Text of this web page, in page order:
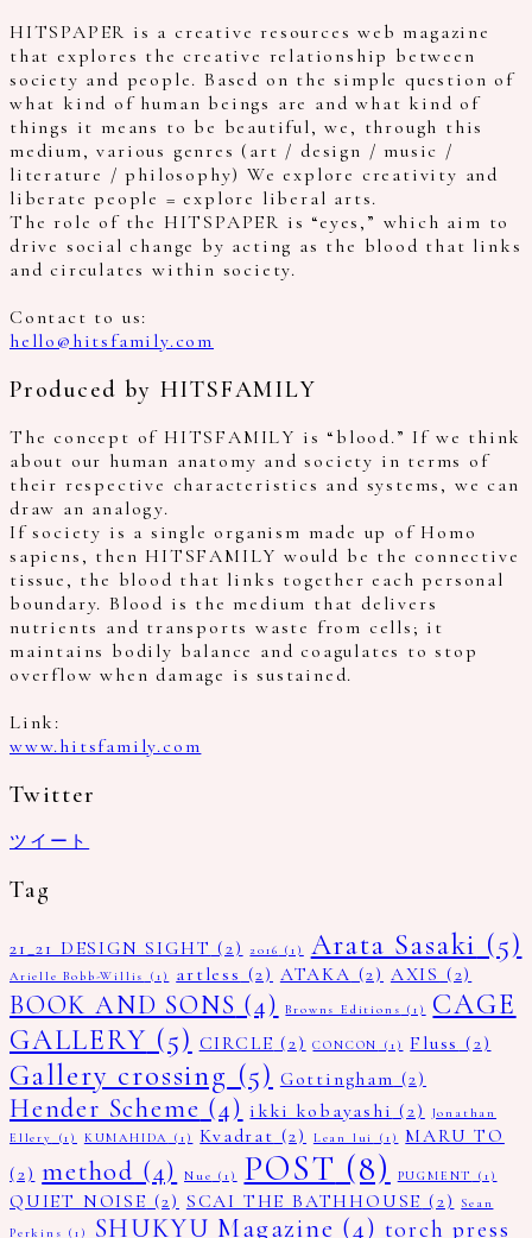
HITSPAPER is a creative resources web magazine
that explores the creative relationship between
society and people. Based on the simple question of
what kind of human beings are and what kind of
things it means to be beautiful, we, through this
medium, various genres (art / design / music /
literature / philosophy) We explore creativity and
liberate people = explore liberal arts.
The role of the HITSPAPER is “eyes,” which aim to
drive social change by acting as the blood that links
and circulates within society.
Contact to us:
hello@hitsfamily.com
Produced by HITSFAMILY
The concept of HITSFAMILY is “blood.” If we think
about our human anatomy and society in terms of
their respective characteristics and systems, we can
draw an analogy.
If society is a single organism made up of Homo
sapiens, then HITSFAMILY would be the connective
tissue, the blood that links together each personal
boundary. Blood is the medium that delivers
nutrients and transports waste from cells; it
maintains bodily balance and coagulates to stop
overflow when damage is sustained.
Link:
www.hitsfamily.com
Twitter
ツイート
Tag
21_21 DESIGN SIGHT (2) 2016 (1) Arata Sasaki (5)
Arielle Bobb-Willis (1) artless (2) ATAKA (2) AXIS (2)
BOOK AND SONS (4) Browns Editions (1)
CAGE
GALLERY (5) CIRCLE (2) CONCON (1) Fluss (2)
Gallery crossing (5) Gottingham (2)
Hender Scheme (4) ikki kobayashi (2)
Jonathan
Ellery
(1) KUMAHIDA (1) Kvadrat (2) Lean lui (1)
MARU TO
(2) method (4) Nue (1) POST (8) PUGMENT (1)
QUIET NOISE (2) SCAI THE BATHHOUSE (2)
Sean
Perkins (1) SHUKYU Magazine (4) torch press